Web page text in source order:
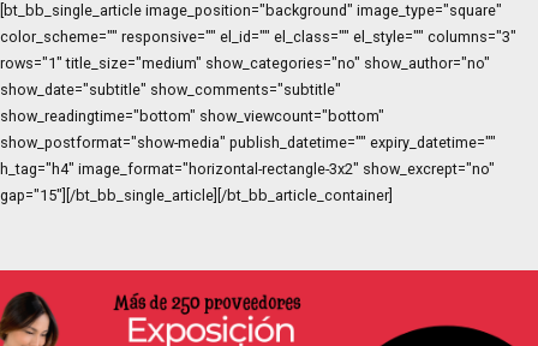
[bt_bb_single_article image_position="background" image_type="square"
color_scheme="" responsive="" el_id="" el_class="" el_style="" columns="3"
rows="1" title_size="medium" show_categories="no" show_author="no"
show_date="subtitle" show_comments="subtitle"
show_readingtime="bottom" show_viewcount="bottom"
show_postformat="show-media" publish_datetime="" expiry_datetime=""
h_tag="h4" image_format="horizontal-rectangle-3x2" show_excrept="no"
gap="15"][/bt_bb_single_article][/bt_bb_article_container]